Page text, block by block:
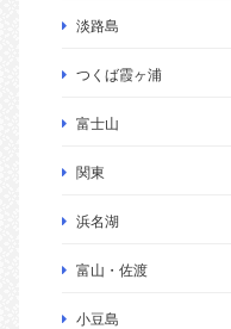
淡路島
つくば霞ヶ浦
富士山
関東
浜名湖
富山・佐渡
小豆島